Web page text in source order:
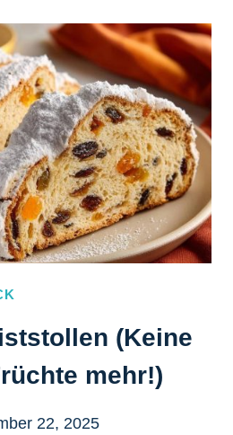
(Keine
mehr!)
22, 2025